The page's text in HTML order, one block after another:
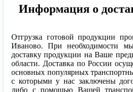
Информация о
Отгрузка готовой продукции
Иваново. При необходимости
доставку продукции на Ваше
области. Доставка по России
основных популярных
с которыми у нас заключены
либо с помощью Вашей